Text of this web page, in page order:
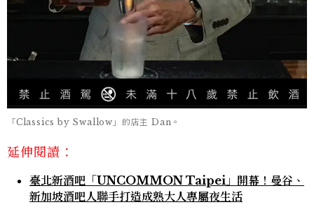
「Classics by Swallow」的店主 Dan。
延伸閱讀：
臺北新酒吧「UNCOMMON Taipei」開幕！曼谷、
新加坡酒吧人聯手打造成熟大人專屬夜生活